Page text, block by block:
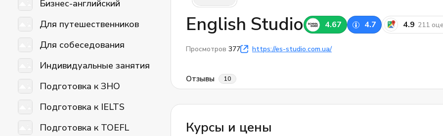
Бизнес-английский
Для путешественников
Для собеседования
Индивидуальные занятия
Подготовка к ЗНО
Подготовка к IELTS
Подготовка к TOEFL
English Studio 4.67 4.7 4.9 211
Просмотров 377 https://es-studio.com.ua/
Отзывы 10
Курсы и цены